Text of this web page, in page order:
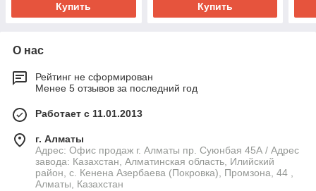
Купить Купить
О нас
Рейтинг не сформирован
Менее 5 отзывов за последний год
Работает с 11.01.2013
г. Алматы
Адрес: Офис продаж г. Алматы пр. Суюнбая 45А / Адрес
завода: Казахстан, Алматинская область, Илийский
район, ​с. Кенена Азербаева (Покровка), Промзона, 44​ ,
Алматы, Казахстан